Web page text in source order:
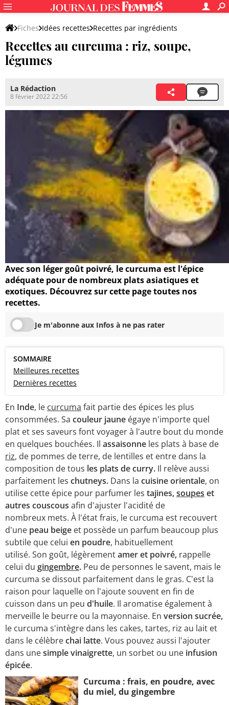
Fiches Idées recettes Recettes par ingrédients
Recettes à base d'épices
Recettes au curcuma : riz, soupe,
légumes
La Rédaction
8 février 2022 22:56
Avec son léger goût poivré, le curcuma est l'épice
adéquate pour de nombreux plats asiatiques et
exotiques. Découvrez sur cette page toutes nos
recettes.
Je m'abonne aux Infos à ne pas rater
SOMMAIRE
Meilleures recettes
Dernières recettes
En Inde, le curcuma fait partie des épices les plus
consommées. Sa couleur jaune égaye n'importe quel
plat et ses saveurs font voyager à l'autre bout du monde
en quelques bouchées. Il assaisonne les plats à base de
riz, de pommes de terre, de lentilles et entre dans la
composition de tous les plats de curry. Il relève aussi
parfaitement les chutneys. Dans la cuisine orientale, on
utilise cette épice pour parfumer les tajines,soupes et
autres couscous afin d'ajuster l'acidité de
nombreux mets. À l'état frais, le curcuma est recouvert
d'une peau beige et possède un parfum beaucoup plus
subtile que celui en poudre, habituellement
utilisé. Son goût, légèrementamer et poivré, rappelle
celui du gingembre. Peu de personnes le savent, mais le
curcuma se dissout parfaitement dans le gras. C'est la
raison pour laquelle on l'ajoute souvent en fin de
cuisson dans un peu d'huile. Il aromatise également à
merveille le beurre ou la mayonnaise. En version sucrée,
le curcuma s'intègre dans les cakes, tartes, riz au lait et
dans le célèbrechai latte. Vous pouvez aussi l'ajouter
dans unesimple vinaigrette, un sorbet ou une infusion
épicée.
Curcuma : frais, en poudre, avec
du miel, du gingembre